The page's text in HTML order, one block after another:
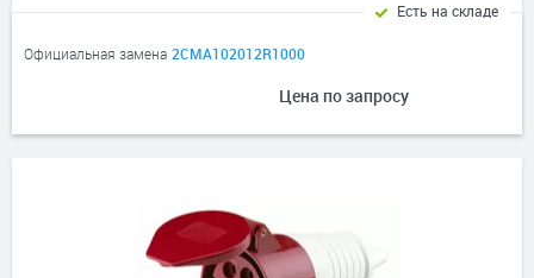
Официальная замена 2CMA102012R1000
Цена по запросу
Есть на складе